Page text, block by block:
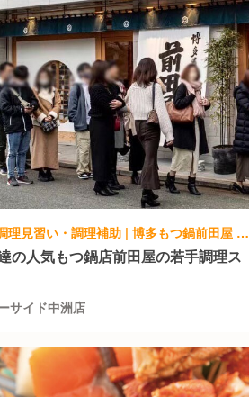
和食, 日本料理・懐石料理 | 調理見習い・調理補助 | 博多もつ鍋前田屋 リバーサイド中洲店
の人気もつ鍋店前田屋の若手調理ス
サイド中洲店